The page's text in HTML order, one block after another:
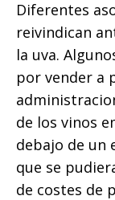
Diferentes
reivindican
la uva.
por vender a
de los vinos
debajo de un
que se
de costes de